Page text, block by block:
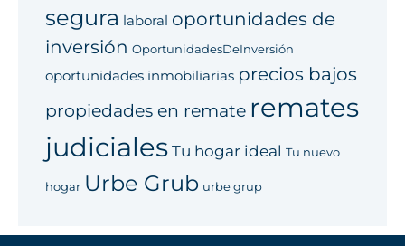
segura laboral oportunidades de
inversión OportunidadesDeInversión
oportunidades inmobiliarias precios bajos
propiedades en remate remates
judicialesTu hogar ideal Tu nuevo
hogar Urbe Grub urbe grup